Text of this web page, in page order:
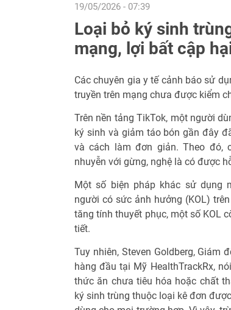
19/05/2026 - 07:39
Loại bỏ ký sinh
mạng, lợi bất cập
Các chuyên gia y tế cảnh báo sử
truyền trên mạng chưa được kiểm
Trên nền tảng TikTok, một người
ký sinh và giảm táo bón gần đây
và cách làm đơn giản. Theo đó,
nhuyễn với gừng, nghệ là có được
Một số biện pháp khác sử dụng
người có sức ảnh hưởng (KOL)
tăng tính thuyết phục, một số KOL
tiết.
Tuy nhiên, Steven Goldberg,
hàng đầu tại Mỹ HealthTrackRx,
thức ăn chưa tiêu hóa hoặc chất
ký sinh trùng thuộc loại kê đơn